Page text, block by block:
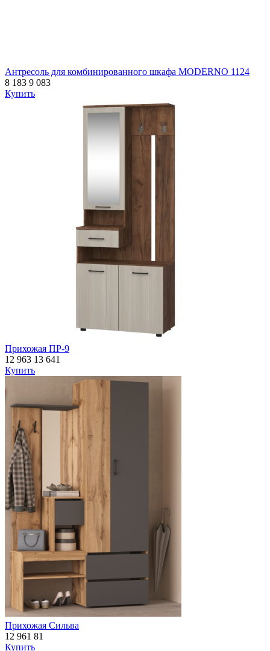
Антресоль для комбинированного шкафа MODERNO 1124
8 183 9 083
Купить
Прихожая ПР-9
12 963 13 641
Купить
Прихожая Сильва
12 961 81
Купить